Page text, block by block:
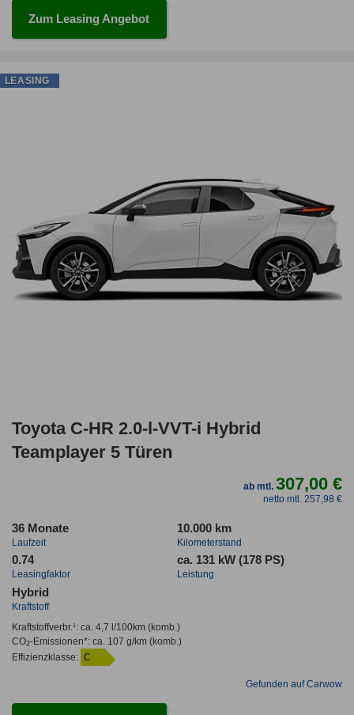
Zum Leasing Angebot
Toyota C-HR 2.0-l-VVT-i Hybrid
Teamplayer 5 Türen
ab mtl.307,00 €
netto mtl. 257,98 €
36 Monate
Laufzeit
10.000 km
Kilometerstand
0.74
Leasingfaktor
ca. 131 kW (178 PS)
Leistung
Hybrid
Kraftstoff
Kraftstoffverbr.¹: ca. 4,7 l/100km(komb.)
CO2-Emissionen*: ca. 107 g/km(komb.)
Effizienzklasse: C
Gefunden auf Carwow
LEASING